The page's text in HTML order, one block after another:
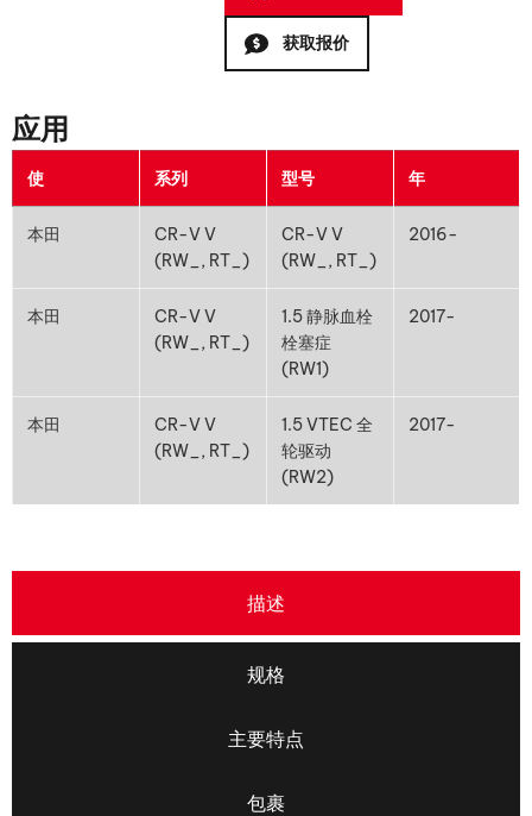
获取报价
应用
使 系列 型号 年
本田
CR-V V
(RW_, RT_)
CR-V V
(RW_, RT_)
2016-
本田
CR-V V
(RW_, RT_)
1.5 静脉血栓
栓塞症
(RW1)
2017-
本田
CR-V V
(RW_, RT_)
1.5 VTEC 全
轮驱动
(RW2)
2017-
描述
规格
主要特点
包裹